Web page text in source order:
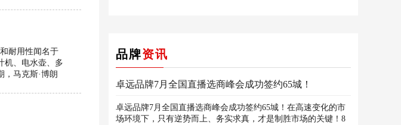
耐用性闻名于
机、电水壶、多
，马克斯·博朗
品牌资讯
卓远品牌7月全国直播选商峰会成功签约65城！
卓远品牌7月全国直播选商峰会成功签约65城！在高速变化的市
场环境下，只有逆势而上、务实求真，才是制胜市场的关键！8